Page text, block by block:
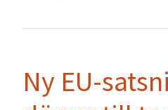
Ny EU-